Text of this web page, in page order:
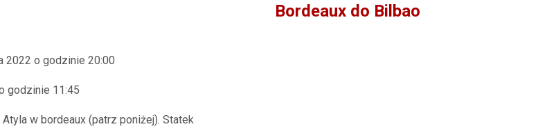
2022 o godzinie 20:00
godzinie 11:45
Atyla w bordeaux (patrz poniżej). Statek
Bordeaux do Bilbao